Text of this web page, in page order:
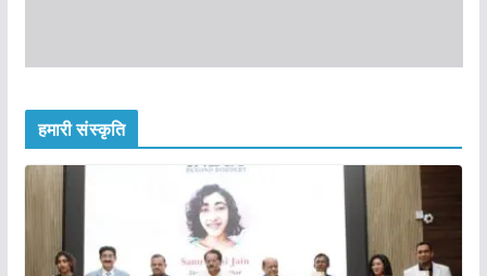
हमारी संस्कृति